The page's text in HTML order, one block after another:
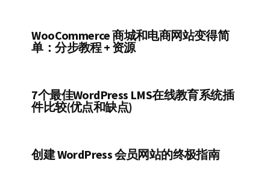
WooCommerce 商城和电商网站变得简
单：分步教程 + 资源
7个最佳WordPress LMS在线教育系统插
件比较(优点和缺点)
创建 WordPress 会员网站的终极指南